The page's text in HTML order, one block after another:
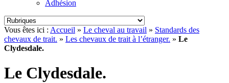
Adhésion
Vous êtes ici : Accueil » Le cheval au travail » Standards des
chevaux de trait. » Les chevaux de trait à l’étranger. » Le
Clydesdale.
Le Clydesdale.